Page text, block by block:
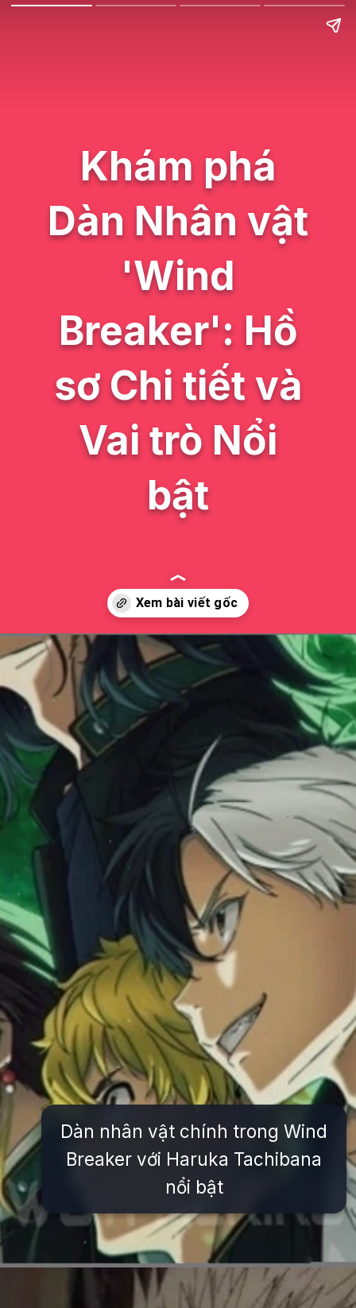
Khám phá
Dàn Nhân vật
'Wind
Breaker': Hồ
sơ Chi tiết và
Vai trò Nổi
bật
Đang mở https://issiloo.edu.vn/cac-nhan-vat-trong-wind-breaker
Dàn nhân vật chính trong Wind
Breaker với Haruka Tachibana
nổi bật
https://issiloo.edu.vn/cac-nhan-vat-trong-wind-breaker